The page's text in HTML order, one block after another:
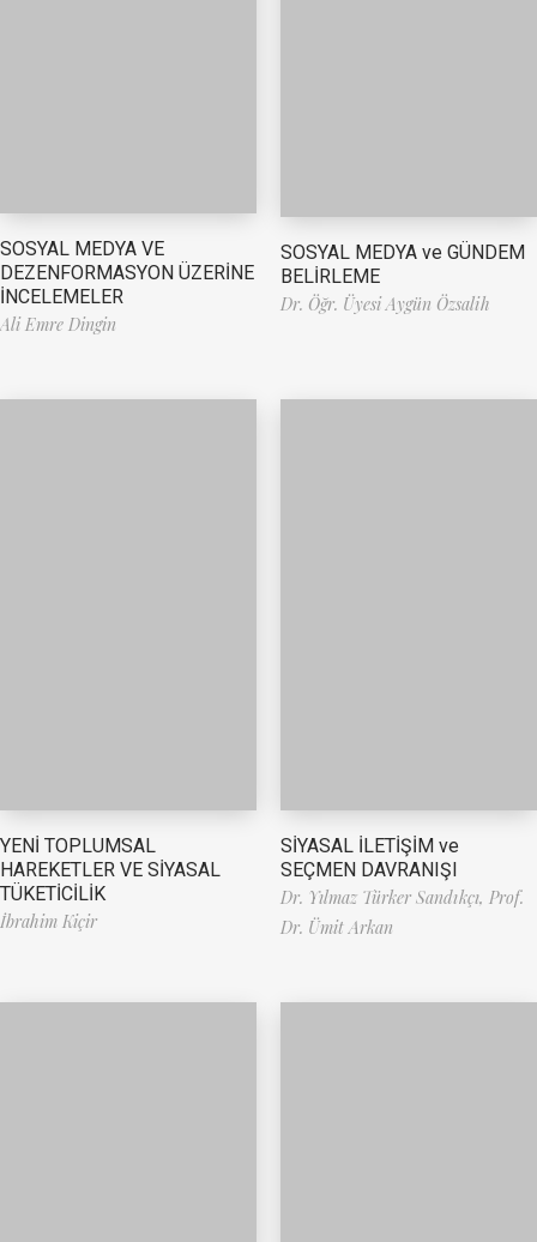
SOSYAL MEDYA VE
DEZENFORMASYON ÜZERİNE
İNCELEMELER
Ali Emre Dingin
SOSYAL MEDYA ve GÜNDEM
BELİRLEME
Dr. Öğr. Üyesi Aygün Özsalih
YENİ TOPLUMSAL
HAREKETLER VE SİYASAL
TÜKETİCİLİK
İbrahim Kiçir
SİYASAL İLETİŞİM ve
SEÇMEN DAVRANIŞI
Dr. Yılmaz Türker Sandıkçı, Prof.
Dr. Ümit Arkan